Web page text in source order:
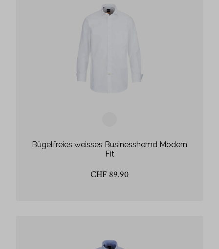
Bügelfreies weisses Businesshemd Modern
Fit
CHF 89.90